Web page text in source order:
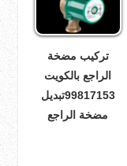
تركيب مضخة
الراجع بالكويت
99817153تبديل
مضخة الراجع